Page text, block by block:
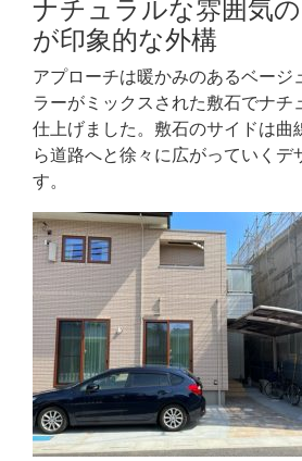
ナチュラルな雰囲気
が印象的な外構
アプローチは暖かみのあるベージ
ラーがミックスされた敷石でナチ
仕上げました。敷石のサイドは曲
ら道路へと徐々に広がっていくデ
す。